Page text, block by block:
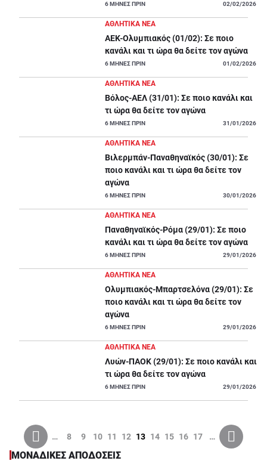
6ΜΗΝΕΣ ΠΡΙΝ 02/02/2026
ΑΘΛΗΤΙΚΑ ΝΕΑ
ΑΕΚ-Ολυμπιακός (01/02): Σε ποιο
κανάλι και τι ώρα θα δείτε τον αγώνα
6ΜΗΝΕΣ ΠΡΙΝ 01/02/2026
ΑΘΛΗΤΙΚΑ ΝΕΑ
Βόλος-ΑΕΛ (31/01): Σε ποιο κανάλι και
τι ώρα θα δείτε τον αγώνα
6ΜΗΝΕΣ ΠΡΙΝ 31/01/2026
ΑΘΛΗΤΙΚΑ ΝΕΑ
Βιλερμπάν-Παναθηναϊκός (30/01): Σε
ποιο κανάλι και τι ώρα θα δείτε τον
αγώνα
6ΜΗΝΕΣ ΠΡΙΝ 30/01/2026
ΑΘΛΗΤΙΚΑ ΝΕΑ
Παναθηναϊκός-Ρόμα (29/01): Σε ποιο
κανάλι και τι ώρα θα δείτε τον αγώνα
6ΜΗΝΕΣ ΠΡΙΝ 29/01/2026
ΑΘΛΗΤΙΚΑ ΝΕΑ
Ολυμπιακός-Μπαρτσελόνα (29/01): Σε
ποιο κανάλι και τι ώρα θα δείτε τον
αγώνα
6ΜΗΝΕΣ ΠΡΙΝ 29/01/2026
ΑΘΛΗΤΙΚΑ ΝΕΑ
Λυών-ΠΑΟΚ (29/01): Σε ποιο κανάλι και
τι ώρα θα δείτε τον αγώνα
6ΜΗΝΕΣ ΠΡΙΝ 29/01/2026
… 8 9 10 11 12 13 14 15 16 17 …
ΜΟΝΑΔΙΚΕΣ ΑΠΟΔΟΣΕΙΣ